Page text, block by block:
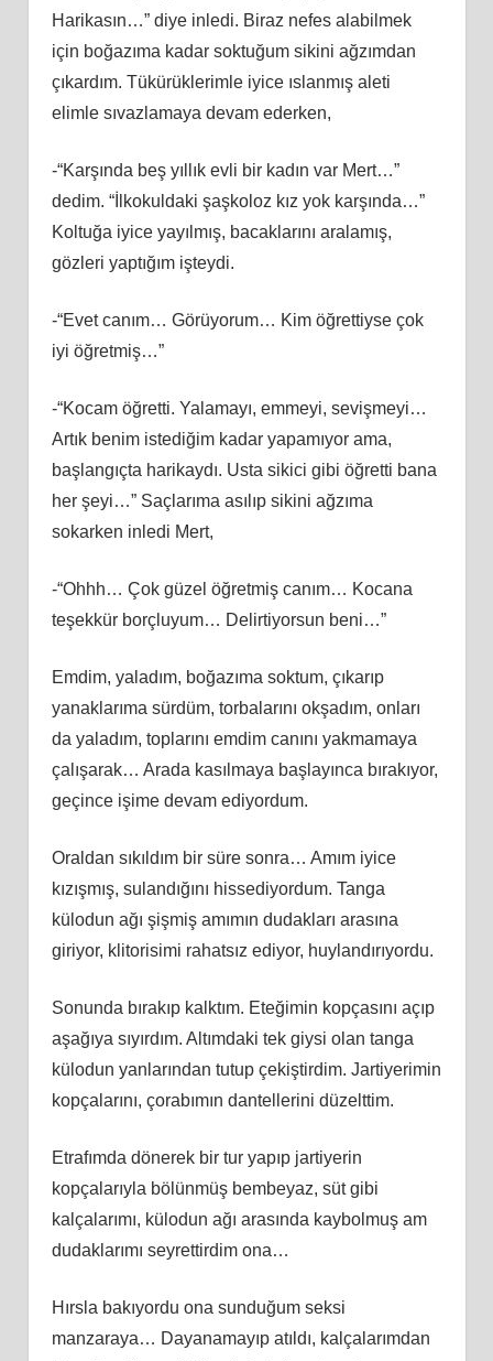
Harikasın…” diye inledi. Biraz nefes alabilmek
için boğazıma kadar soktuğum sikini ağzımdan
çıkardım. Tükürüklerimle iyice ıslanmış aleti
elimle sıvazlamaya devam ederken,
-“Karşında beş yıllık evli bir kadın var Mert…”
dedim. “İlkokuldaki şaşkoloz kız yok karşında…”
Koltuğa iyice yayılmış, bacaklarını aralamış,
gözleri yaptığım işteydi.
-“Evet canım… Görüyorum… Kim öğrettiyse çok
iyi öğretmiş…”
-“Kocam öğretti. Yalamayı, emmeyi, sevişmeyi…
Artık benim istediğim kadar yapamıyor ama,
başlangıçta harikaydı. Usta sikici gibi öğretti bana
her şeyi…” Saçlarıma asılıp sikini ağzıma
sokarken inledi Mert,
-“Ohhh… Çok güzel öğretmiş canım… Kocana
teşekkür borçluyum… Delirtiyorsun beni…”
Emdim, yaladım, boğazıma soktum, çıkarıp
yanaklarıma sürdüm, torbalarını okşadım, onları
da yaladım, toplarını emdim canını yakmamaya
çalışarak… Arada kasılmaya başlayınca bırakıyor,
geçince işime devam ediyordum.
Oraldan sıkıldım bir süre sonra… Amım iyice
kızışmış, sulandığını hissediyordum. Tanga
külodun ağı şişmiş amımın dudakları arasına
giriyor, klitorisimi rahatsız ediyor, huylandırıyordu.
Sonunda bırakıp kalktım. Eteğimin kopçasını açıp
aşağıya sıyırdım. Altımdaki tek giysi olan tanga
külodun yanlarından tutup çekiştirdim. Jartiyerimin
kopçalarını, çorabımın dantellerini düzelttim.
Etrafımda dönerek bir tur yapıp jartiyerin
kopçalarıyla bölünmüş bembeyaz, süt gibi
kalçalarımı, külodun ağı arasında kaybolmuş am
dudaklarımı seyrettirdim ona…
Hırsla bakıyordu ona sunduğum seksi
manzaraya… Dayanamayıp atıldı, kalçalarımdan